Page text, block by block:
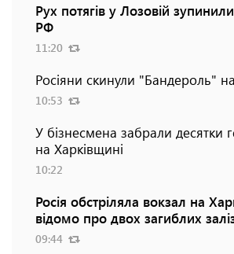
Рух потягів у Лозовій
РФ
11:20
Росіяни скинули "Бандероль"
10:53
У бізнесмена забрали десятки
на Харківщині
10:22
Росія обстріляла вокзал на
відомо про двох загиблих
09:44